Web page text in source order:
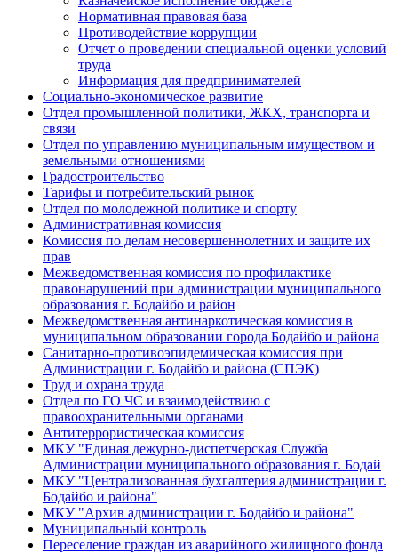
Нормативная правовая база
Противодействие коррупции
Отчет о проведении специальной оценки условий
труда
Информация для предпринимателей
Социально-экономическое развитие
Отдел промышленной политики, ЖКХ, транспорта и
связи
Отдел по управлению муниципальным имуществом и
земельными отношениями
Градостроительство
Тарифы и потребительский рынок
Отдел по молодежной политике и спорту
Административная комиссия
Комиссия по делам несовершеннолетних и защите их
прав
Межведомственная комиссия по профилактике
правонарушений при администрации муниципального
образования г. Бодайбо и район
Межведомственная антинаркотическая комиссия в
муниципальном образовании города Бодайбо и района
Санитарно-противоэпидемическая комиссия при
Администрации г. Бодайбо и района (СПЭК)
Труд и охрана труда
Отдел по ГО ЧС и взаимодействию с
правоохранительными органами
Антитеррористическая комиссия
МКУ "Единая дежурно-диспетчерская Служба
Администрации муниципального образования г. Бодай
МКУ "Централизованная бухгалтерия администрации г.
Бодайбо и района"
МКУ "Архив администрации г. Бодайбо и района"
Муниципальный контроль
Переселение граждан из аварийного жилищного фонда